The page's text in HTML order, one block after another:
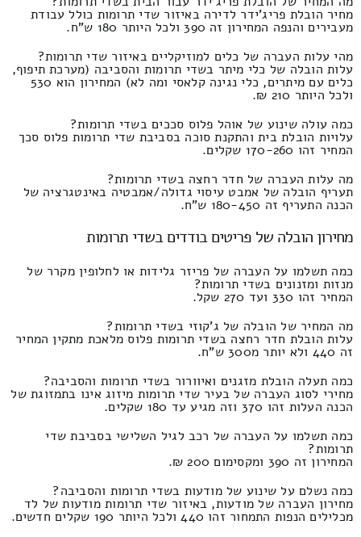
מחיר הובלת פריג'ידר לדירה באיזור שדי תרומות כולל עבודת
מעבירים והנפה המחירון זה 390 ולכל היותר 180 ש"ח.
מהי עלות העברה של כלים למוזיקליים באיזור שדי תרומות?
עלות הובלה של כלי מיתר בשדי תרומות והסביבה (מערכת תיפוף,
כלים עם מיתרים, כלי נגינה קלאסי ומה לא) המחירון הוא 530
ולכל היותר 210 ₪.
כמה עולה שינוע של אוהל פלוס סככים בשדי תרומות?
עלויות הובלת בית והתקנת סוכה בסביבת שדי תרומות פלוס סכך
המחיר זהו 170-260 שקלים.
מה עלות העברה של חדר רחצה בשדי תרומות?
תעריף הובלה של אמבט עיסוי גדולה/אמבטיה באינטגרציה של
הכנה התעריף זה 180-450 ש"ח.
מחירון הובלה של פריטים בודדים בשדי תרומות
כמה תשלמו על העברה של פריזר גלידות או לחלופין מקרר של
מנזות ומזנונים בשדי תרומות?
המחיר זהו 330 ועד 270 שקל.
מה המחיר של הובלה של ג'קוזי בשדי תרומות?
עלות הובלת חדר רחצה בשדי תרומות פלוס מלאכת מתקין המחיר
זה 440 ולא יותר מ300 ש"ח.
כמה תעלה הובלת מזגנים ואיוורור בשדי תרומות והסביבה?
מחירי לסוג העברה של בעיר שדי תרומות מיזוג אינו בתמזוגת של
הכנה העלות זהו 370 וזה מגיע עד 180 שקלים.
כמה תשלמו על העברה של רכב לגיל השלישי בסביבת שדי
תרומות?
המחירון זה 390 ומקסימום 200 ₪.
כמה נשלם על שינוע של מודעות בשדי תרומות והסביבה?
מחירון העברה של מודעות, באיזור שדי תרומות מודעות של לד
מכלילים הנפות התמחור זהו 440 ולכל היותר 190 שקלים חדשים.